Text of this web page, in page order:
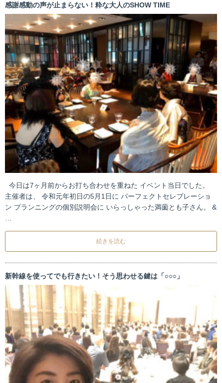
感謝感動の声が止まらない！粋な大人のSHOW TIME
今日は7ヶ月前からお打ち合わせを重ねた イベント当日でした。
主催者は、 令和元年初日の5月1日に パーフェクトセレブレーショ
ン プランニングの個別説明会に いらっしゃった満薗とも子さん。 &
続きを読む
新幹線を使ってでも行きたい！そう思わせる鍵は「○○○」